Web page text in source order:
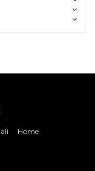
Home